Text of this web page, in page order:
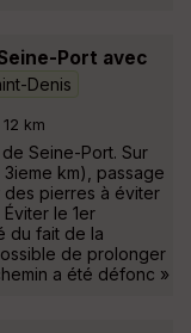
Port avec
Denis
12 km
Seine-Port. Sur
km), passage
des pierres à éviter
le 1er
du fait de la
de prolonger
a été défonc »